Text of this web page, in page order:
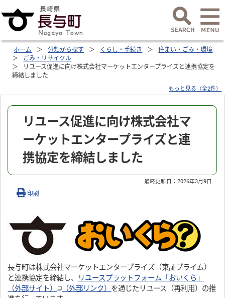
ホーム 分類から探す くらし・手続き
住まい・ごみ・環境
ごみ・リサイクル
リユース促進に向け株式会社マーケットエンタープライズと連携協定を
締結しました
もっと見る（全2件）
リユース促進に向け株式会社マ
ーケットエンタープライズと連
携協定を締結しました
最終更新日：2026年3月9日
印刷
長与町は株式会社マーケットエンタープライズ（東証プライム）
と連携協定を締結し、
リユースプラットフォーム「おいくら」
（外部サイト）
（外部リンク） を通じたリユース（再利用）の推